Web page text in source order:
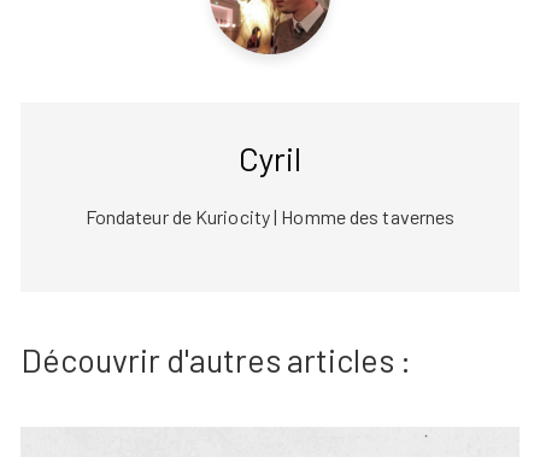
Cyril
Fondateur de Kuriocity | Homme des tavernes
Découvrir d'autres articles :